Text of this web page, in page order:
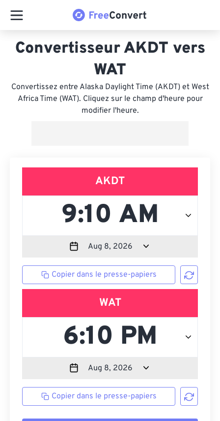
Convertisseur AKDT vers
WAT
Convertissez entre Alaska Daylight Time (AKDT) et West
Africa Time (WAT). Cliquez sur le champ d'heure pour
modifier l'heure.
AKDT
Copier dans le presse-papiers
WAT
Copier dans le presse-papiers